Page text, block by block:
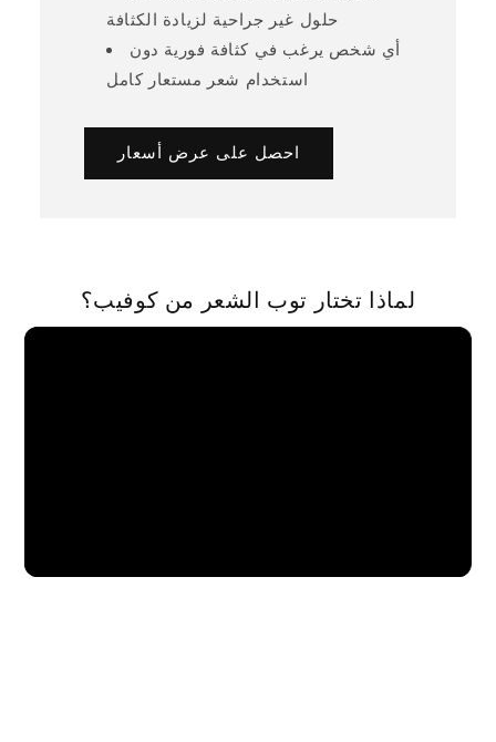
حلول غير جراحية لزيادة الكثافة
أي شخص يرغب في كثافة فورية دون
استخدام شعر مستعار كامل
احصل على عرض أسعار
لماذا تختار توب الشعر من كوفيب؟